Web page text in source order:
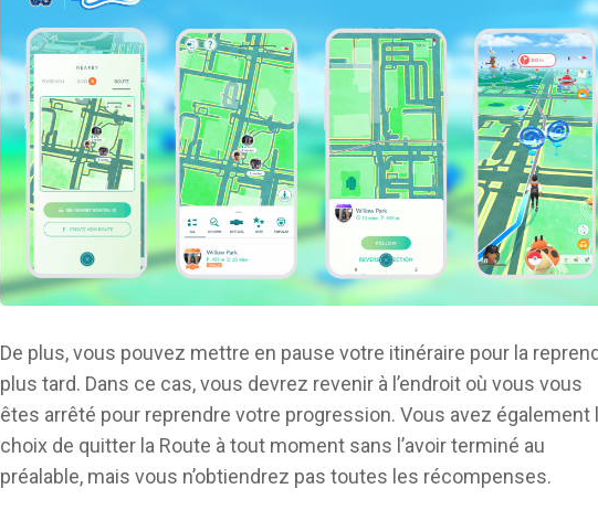
De plus, vous pouvez mettre en pause votre itinéraire pour la
plus tard. Dans ce cas, vous devrez revenir à l’endroit où vous vous
êtes arrêté pour reprendre votre progression. Vous avez également
choix de quitter la Route à tout moment sans l’avoir terminé au
préalable, mais vous n’obtiendrez pas toutes les récompenses.